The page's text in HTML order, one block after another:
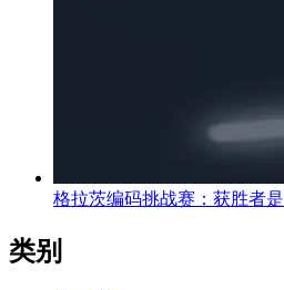
格拉茨编码挑战赛：获胜者是
类别